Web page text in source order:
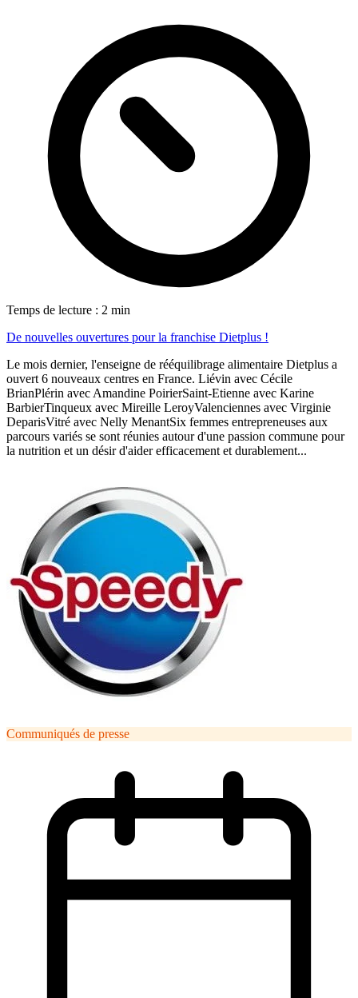
Temps de lecture : 2 min
De nouvelles ouvertures pour la franchise Dietplus !
Le mois dernier, l'enseigne de rééquilibrage alimentaire Dietplus a
ouvert 6 nouveaux centres en France. Liévin avec Cécile
BrianPlérin avec Amandine PoirierSaint-Etienne avec Karine
BarbierTinqueux avec Mireille LeroyValenciennes avec Virginie
DeparisVitré avec Nelly MenantSix femmes entrepreneuses aux
parcours variés se sont réunies autour d'une passion commune pour
la nutrition et un désir d'aider efficacement et durablement...
Communiqués de presse